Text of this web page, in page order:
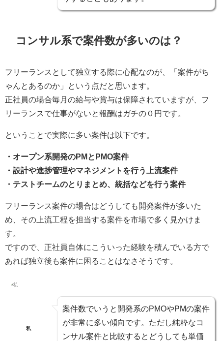
コンサル系で案件数が多いのは？
フリーランスとして独立する際に心配なのが、
「案件がち
ゃんとあるのか」
という点だと思います。
正社員の場合毎月の給与や賞与は保障されていますが、フ
リーランスで仕事がないと報酬はガチの０円です。
ということで実際に多い案件は以下です。
・オープン系開発のPMとPMO案件
・設計や進捗管理やマネジメントを行う上流案件
・テストチームのとりまとめ、統括などを行う案件
フリーランス案件の場合はどうしても 開発案件が多いた
め、その上流工程を担当する案件を市場で多く見かけま
す。
ですので、正社員自体にこういった経験を積んでいる方で
あれば独立後も案件に困ることはなさそうです。
私
案件数でいうと 開発系のPMOやPMの案件
が非常に多い傾向です。ただし純粋なコ
ンサル案件と比較するとどうしても単価